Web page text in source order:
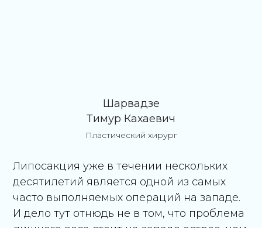
Шарвадзе
Тимур Кахаевич
Пластический хирург
Липосакция уже в течении нескольких
десятилетий является одной из самых
часто выполняемых операций на западе.
И дело тут отнюдь не в том, что проблема